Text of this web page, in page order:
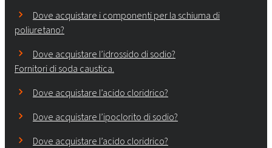
Dove acquistare i componenti per la schiuma di
poliuretano?
Dove acquistare l’idrossido di sodio?
Fornitori di soda caustica.
Dove acquistare l’acido cloridrico?
Dove acquistare l’ipoclorito di sodio?
Dove acquistare l’acido cloridrico?